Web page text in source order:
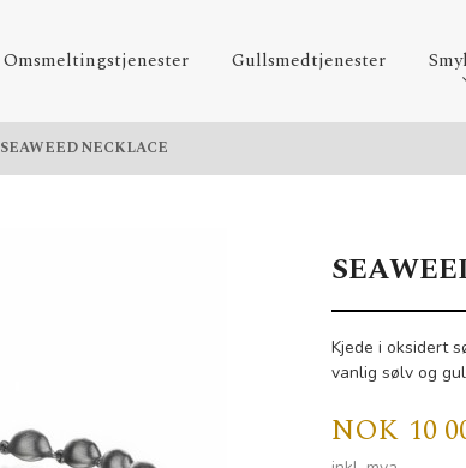
Omsmeltingstjenester Gullsmedtjenester
SEAWEED NECKLACE
Kjede i oksidert
vanlig sølv og
Pris
NOK 10